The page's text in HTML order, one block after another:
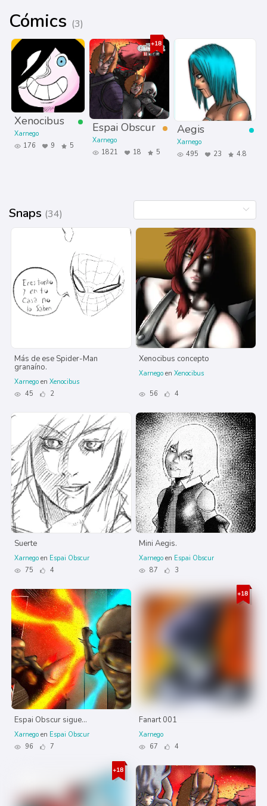
Cómics (3)
Xenocibus
Xarnego
176
9 5
Espai Obscur
Xarnego
1821
18 5
Aegis
Xarnego
495
23 4.8
Snaps (34)
Más de ese Spider-Man
granaíno.
Xarnego en Xenocibus
45
2
Xenocibus concepto
Xarnego en Xenocibus
56 4
Suerte
Xarnego en Espai Obscur
75
4
Mini Aegis.
Xarnego en Espai Obscur
87
3
Espai Obscur sigue...
Xarnego en Espai Obscur
96
7
Fanart 001
Xarnego
67
4